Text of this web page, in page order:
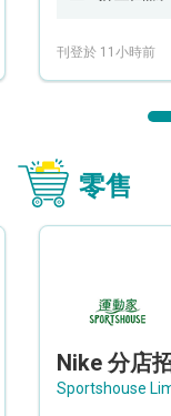
刊登於 11小時前
零售
Nike 分店
Sportshouse